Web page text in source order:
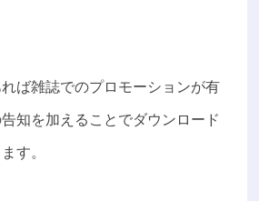
ば雑誌でのプロモーションが有
知を加えることでダウンロード
す。